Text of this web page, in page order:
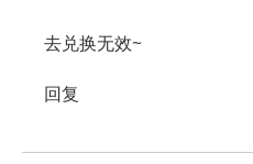
去兑换无效~
回复